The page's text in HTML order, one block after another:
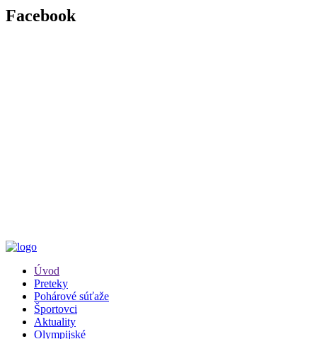
Facebook
Úvod
Preteky
Pohárové súťaže
Športovci
Aktuality
Olympijské